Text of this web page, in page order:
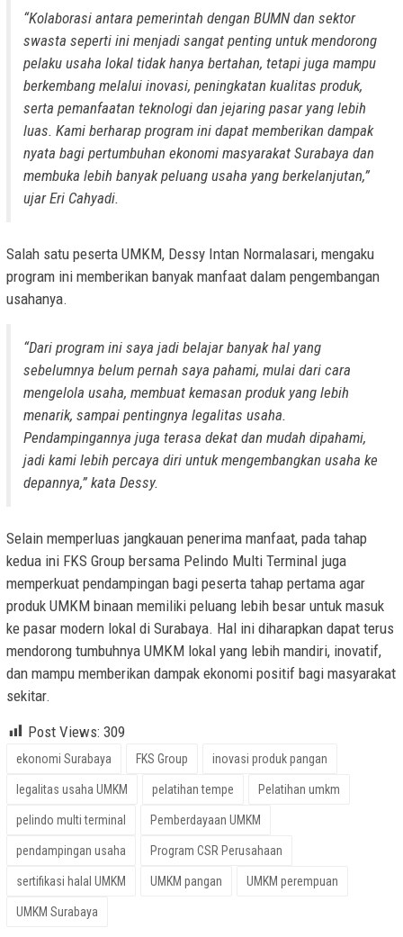
“Kolaborasi antara pemerintah dengan BUMN dan sektor
swasta seperti ini menjadi sangat penting untuk mendorong
pelaku usaha lokal tidak hanya bertahan, tetapi juga mampu
berkembang melalui inovasi, peningkatan kualitas produk,
serta pemanfaatan teknologi dan jejaring pasar yang lebih
luas. Kami berharap program ini dapat memberikan dampak
nyata bagi pertumbuhan ekonomi masyarakat Surabaya dan
membuka lebih banyak peluang usaha yang berkelanjutan,”
ujar Eri Cahyadi.
Salah satu peserta UMKM, Dessy Intan Normalasari, mengaku
program ini memberikan banyak manfaat dalam pengembangan
usahanya.
“Dari program ini saya jadi belajar banyak hal yang
sebelumnya belum pernah saya pahami, mulai dari cara
mengelola usaha, membuat kemasan produk yang lebih
menarik, sampai pentingnya legalitas usaha.
Pendampingannya juga terasa dekat dan mudah dipahami,
jadi kami lebih percaya diri untuk mengembangkan usaha ke
depannya,” kata Dessy.
Selain memperluas jangkauan penerima manfaat, pada tahap
kedua ini FKS Group bersama Pelindo Multi Terminal juga
memperkuat pendampingan bagi peserta tahap pertama agar
produk UMKM binaan memiliki peluang lebih besar untuk masuk
ke pasar modern lokal di Surabaya. Hal ini diharapkan dapat terus
mendorong tumbuhnya UMKM lokal yang lebih mandiri, inovatif,
dan mampu memberikan dampak ekonomi positif bagi masyarakat
sekitar.
Post Views: 309
ekonomi Surabaya FKS Group inovasi produk pangan
legalitas usaha UMKM pelatihan tempe Pelatihan umkm
pelindo multi terminal Pemberdayaan UMKM
pendampingan usaha Program CSR Perusahaan
sertifikasi halal UMKM UMKM pangan UMKM perempuan
UMKM Surabaya